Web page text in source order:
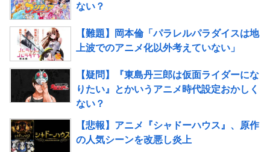
ない？
【難題】岡本倫「パラレルパラダイスは地
上波でのアニメ化以外考えていない」
【疑問】『東島丹三郎は仮面ライダーにな
りたい』とかいうアニメ時代設定おかしく
ない？
【悲報】アニメ『シャドーハウス』、原作
の人気シーンを改悪し炎上